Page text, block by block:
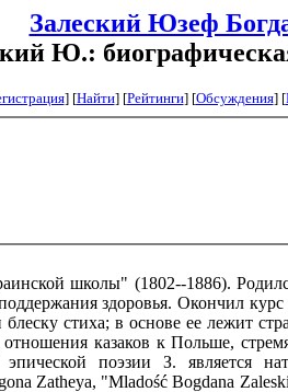
Залеский Юзеф
Ю.:
] [Найти] [Рейтинги] [Обсуждения] [
школы" (1802--1886).
здоровья. Окончил
стиха; в основе ее лежит
казаков к Польше,
поэзии З. является
Zatheya, "Mladość Bogdana